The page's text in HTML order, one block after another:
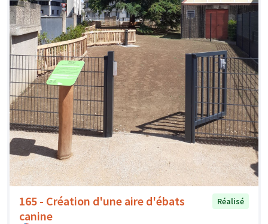
165 - Création d'une aire d'ébats
canine
Réalisé